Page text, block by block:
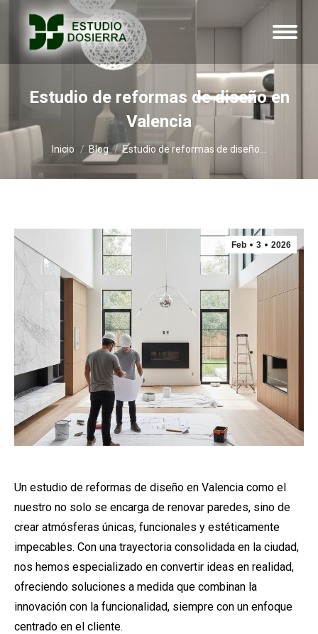
Estudio de reformas de diseño en
Valencia
Estás aquí:
Inicio Blog Estudio de reformas de diseño…
Feb 3 2026
Un estudio de reformas de diseño en Valencia como el
nuestro no solo se encarga de renovar paredes, sino de
crear atmósferas únicas, funcionales y estéticamente
impecables. Con una trayectoria consolidada en la ciudad,
nos hemos especializado en convertir ideas en realidad,
ofreciendo soluciones a medida que combinan la
innovación con la funcionalidad, siempre con un enfoque
centrado en el cliente.